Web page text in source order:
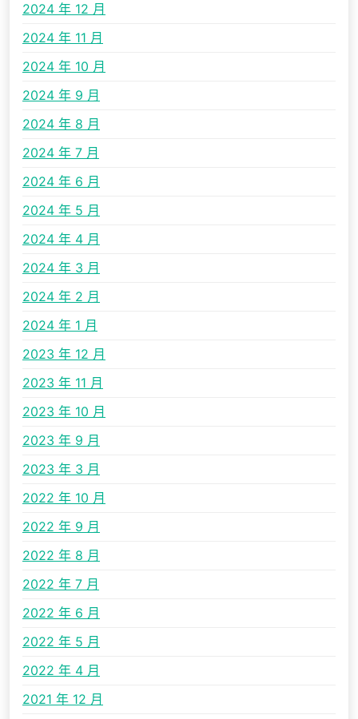
2024 年 12 月
2024 年 11 月
2024 年 10 月
2024 年 9 月
2024 年 8 月
2024 年 7 月
2024 年 6 月
2024 年 5 月
2024 年 4 月
2024 年 3 月
2024 年 2 月
2024 年 1 月
2023 年 12 月
2023 年 11 月
2023 年 10 月
2023 年 9 月
2023 年 3 月
2022 年 10 月
2022 年 9 月
2022 年 8 月
2022 年 7 月
2022 年 6 月
2022 年 5 月
2022 年 4 月
2021 年 12 月